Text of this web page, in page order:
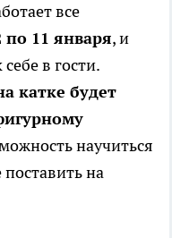
все
по 11 января, и
в гости.
катке будет
научиться
поставить на